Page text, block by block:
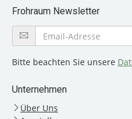
Frohraum Newsletter
Bitte beachten Sie unsere
Unternehmen
Über Uns